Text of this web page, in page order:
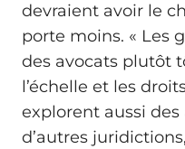
devraient avoir le
porte moins. « Les
des avocats plutôt
l’échelle et les
explorent aussi
d’autres